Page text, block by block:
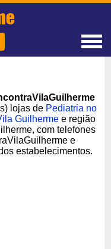
lojas de Pediatria no
Guilherme e região
com telefones
e
estabelecimentos.